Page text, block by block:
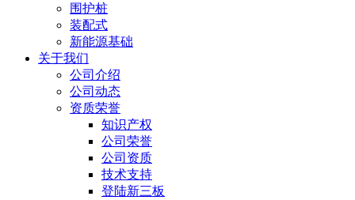
围护桩
装配式
新能源基础
关于我们
公司介绍
公司动态
资质荣誉
知识产权
公司荣誉
公司资质
技术支持
登陆新三板